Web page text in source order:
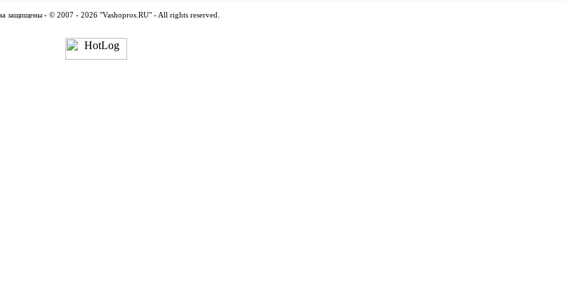
защищены - © 2007 - 2026 "Vashopros.RU" - All rights reserved.